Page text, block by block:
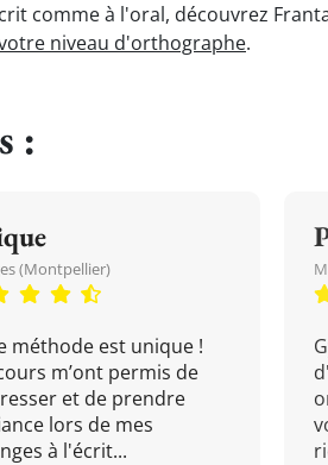
comme à l'oral, découvrez
niveau d'orthographe.
:
(Montpellier)
méthode est unique !
m’ont permis de
et de prendre
lors de mes
à l'écrit...